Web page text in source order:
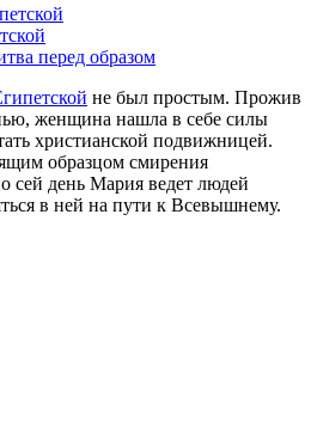
перед образом
не был простым. Прожив
женщина нашла в себе силы
христианской подвижницей.
образцом смирения
сей день Мария ведет людей
в ней на пути к Всевышнему.